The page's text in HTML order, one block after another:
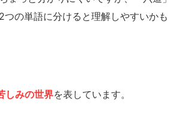
つの単語に分けると理解しやすいかも
しみの世界を表しています。